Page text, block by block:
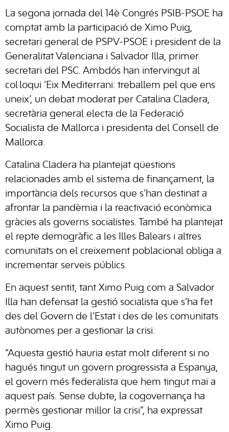
La segona jornada del 14è Congrés PSIB-PSOE ha
comptat amb la participació de Ximo Puig,
secretari general de PSPV-PSOE i president de la
Generalitat Valenciana i Salvador Illa, primer
secretari del PSC. Ambdós han intervingut al
col·loqui ‘Eix Mediterrani: treballem pel que ens
uneix’, un debat moderat per Catalina Cladera,
secretària general electa de la Federació
Socialista de Mallorca i presidenta del Consell de
Mallorca.
Catalina Cladera ha plantejat qüestions
relacionades amb el sistema de finançament, la
importància dels recursos que s’han destinat a
afrontar la pandèmia i la reactivació econòmica
gràcies als governs socialistes. També ha plantejat
el repte demogràfic a les Illes Balears i altres
comunitats on el creixement poblacional obliga a
incrementar serveis públics.
En aquest sentit, tant Ximo Puig com a Salvador
Illa han defensat la gestió socialista que s’ha fet
des del Govern de l’Estat i des de les comunitats
autònomes per a gestionar la crisi.
“Aquesta gestió hauria estat molt diferent si no
hagués tingut un govern progressista a Espanya,
el govern més federalista que hem tingut mai a
aquest país. Sense dubte, la cogovernança ha
permès gestionar millor la crisi”, ha expressat
Ximo Puig.